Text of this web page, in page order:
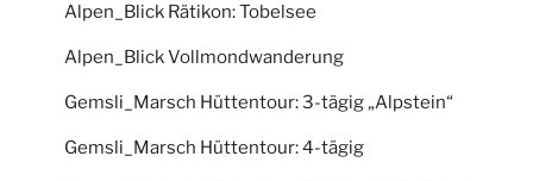
Alpen_Blick Rätikon: Tobelsee
Alpen_Blick Vollmondwanderung
Gemsli_Marsch Hüttentour: 3-tägig „Alpstein“
Gemsli_Marsch Hüttentour: 4-tägig